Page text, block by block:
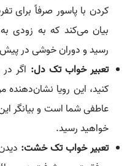
کردن با پاسور صرفاً برای
بیان می‌کند که به زودی
رسید و دوران خوشی در پیش
تعبیر خواب تک دل: اگر
کنید، این رویا
عاطفی شما است و بیانگر
خواهید رسید.
تعبیر خواب تک خشت: